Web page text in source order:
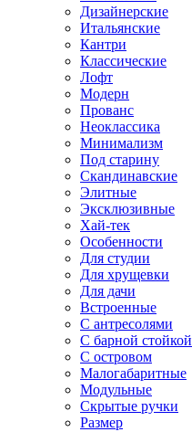
Дизайнерские
Итальянские
Кантри
Классические
Лофт
Модерн
Прованс
Неоклассика
Минимализм
Под старину
Скандинавские
Элитные
Эксклюзивные
Хай-тек
Особенности
Для студии
Для хрущевки
Для дачи
Встроенные
С антресолями
С барной стойкой
С островом
Малогабаритные
Модульные
Скрытые ручки
Размер